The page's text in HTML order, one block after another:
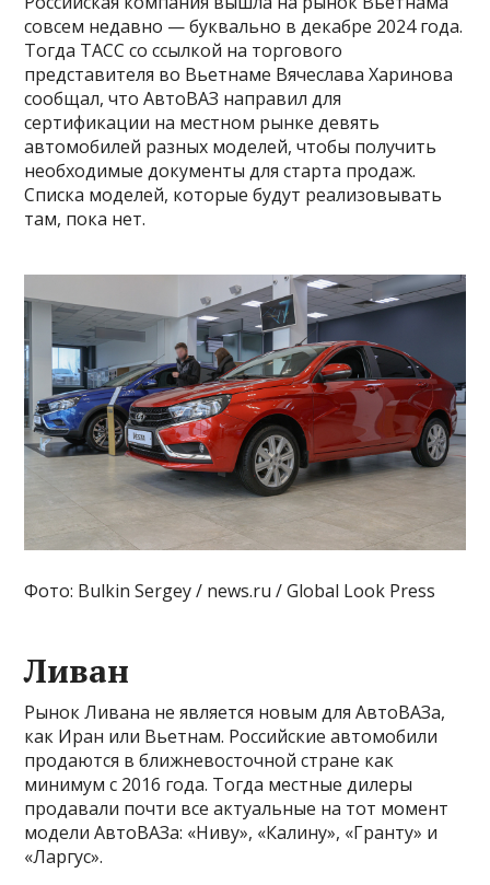
совсем недавно — буквально в декабре 2024 года.
Тогда ТАСС со ссылкой на торгового
представителя во Вьетнаме Вячеслава Харинова
сообщал, что АвтоВАЗ направил для
сертификации на местном рынке девять
автомобилей разных моделей, чтобы получить
необходимые документы для старта продаж.
Списка моделей, которые будут реализовывать
там, пока нет.
Фото: Bulkin Sergey / news.ru / Global Look Press
Ливан
Рынок Ливана не является новым для АвтоВАЗа,
как Иран или Вьетнам. Российские автомобили
продаются в ближневосточной стране как
минимум с 2016 года. Тогда местные дилеры
продавали почти все актуальные на тот момент
модели АвтоВАЗа: «Ниву», «Калину», «Гранту» и
«Ларгус».